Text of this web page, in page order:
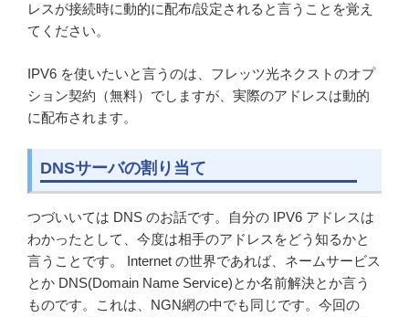
レスが接続時に動的に配布/設定されると言うことを覚え
てください。
IPV6 を使いたいと言うのは、フレッツ光ネクストのオプ
ション契約（無料）でしますが、実際のアドレスは動的
に配布されます。
DNSサーバの割り当て
つづいいては DNS のお話です。自分の IPV6 アドレスは
わかったとして、今度は相手のアドレスをどう知るかと
言うことです。 Internet の世界であれば、ネームサービス
とか DNS(Domain Name Service)とか名前解決とか言う
ものです。これは、NGN網の中でも同じです。今回の